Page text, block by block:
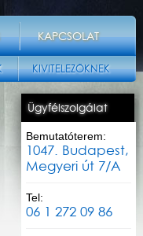
KAPCSOLAT
KIVITELEZŐKNEK
Ügyfélszolgálat
Bemutatóterem:
1047. Budapest,
Megyeri út 7/A
Tel:
06 1 272 09 86